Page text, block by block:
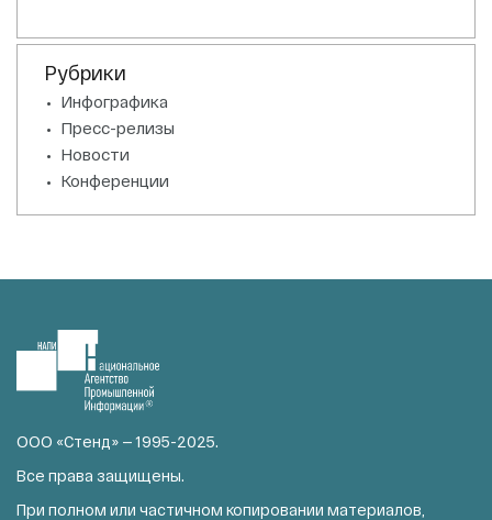
Рубрики
Инфографика
Пресс-релизы
Новости
Конференции
ООО «Стенд» — 1995-2025.
Все права защищены.
При полном или частичном копировании материалов,